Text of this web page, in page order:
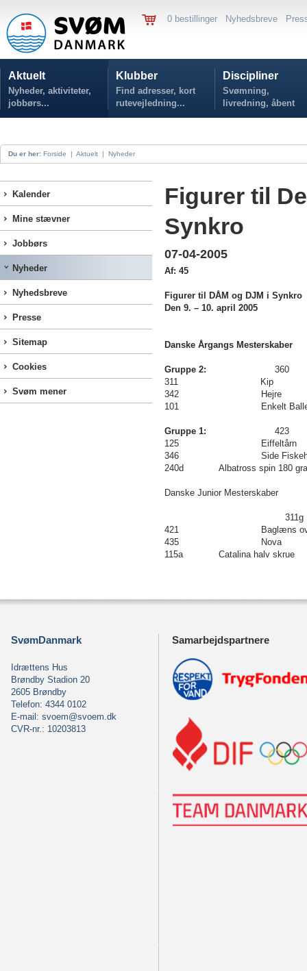
0 bestillinger Nyhedsbreve
Aktuelt
Nyheder, aktiviteter,
jobbørs...
Klubber
Find adresser, kort
rutevejledning...
Discipliner
Svømning,
livredning, åbent
vand...
Du er her: Forside | Aktuelt | Nyheder
Kalender
Mine stævner
Jobbørs
Nyheder
Nyhedsbreve
Presse
Sitemap
Cookies
Svøm mener
Figurer til
Synkro
07-04-2005
Af: 45
Figurer til DÅM og DJM i Synkro
Den 9. – 10. april 2005
Danske Årgangs Mesterskaber
Gruppe 2: 360
311 Kip
342 Hejre
101 Enkelt
Gruppe 1:
423
125 Eiffeltårn
346 Side Fiskehale
240d Albatross spin 180
Danske Junior Mesterskaber
311g Kip
421 Baglæns overslag
435 Nova
115a Catalina halv skrue
SvømDanmark
Idrættens Hus
Brøndby Stadion 20
2605 Brøndby
Telefon: 4344 0102
E-mail: svoem@svoem.dk
CVR-nr.: 10203813
Samarbejdspartnere